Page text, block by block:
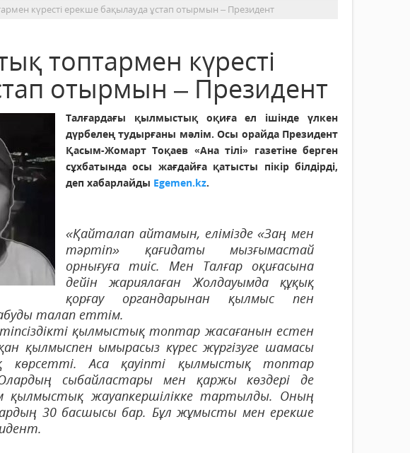
күресті ерекше бақылауда ұстап отырмын – Президент
топтармен күресті
отырмын – Президент
Талғардағы қылмыстық оқиға ел ішінде үлкен
дүрбелең тудырғаны мәлім. Осы орайда Президент
Қасым-Жомарт Тоқаев «Ана тілі» газетіне берген
сұхбатында осы жағдайға қатысты пікір білдірді,
деп хабарлайды Egemen.kz.
«Қайталап айтамын, елімізде «Заң мен
тәртіп» қағидаты мызғымастай
орнығуға тиіс. Мен Талғар оқиғасына
дейін жариялаған Жолдауымда құқық
қорғау органдарынан қылмыс пен
талап еттім.
қылмыстық топтар жасағанын естен
қылмыспен ымырасыз күрес жүргізуге шамасы
Аса қауіпті қылмыстық топтар
сыбайластары мен қаржы көздері де
жауапкершілікке тартылды. Оның
30 басшысы бар. Бұл жұмысты мен ерекше